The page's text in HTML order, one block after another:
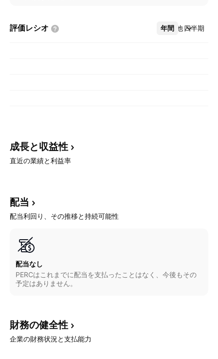
評価レシオ 年間 四半期
その他
成長と収益性
直近の業績と利益率
配当
配当利回り、その推移と持続可能性
配当なし
PERCはこれまでに配当を支払ったことはなく、今後もその
予定はありません。
財務の健全性
企業の財務状況と支払能力